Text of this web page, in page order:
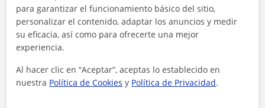
1ª clase gratis
para garantizar el funcionamiento básico del sitio,
personalizar el contenido, adaptar los anuncios y medir
su eficacia, así como para ofrecerte una mejor
experiencia.
Al hacer clic en “Aceptar”, aceptas lo establecido en
nuestra Política de Cookies y Política de Privacidad.